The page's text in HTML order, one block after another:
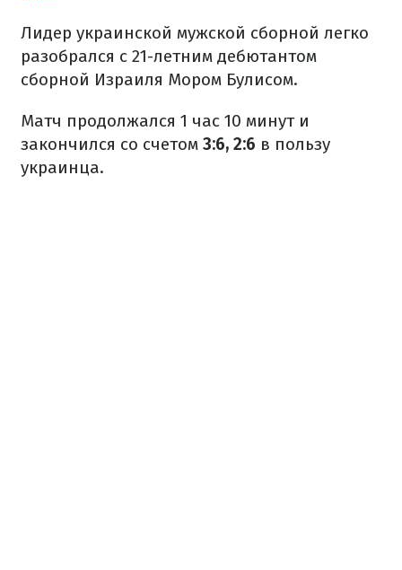
Лидер украинской мужской сборной легко
разобрался с 21-летним дебютантом
сборной Израиля Мором Булисом.
Матч продолжался 1 час 10 минут и
закончился со счетом 3:6, 2:6 в пользу
украинца.